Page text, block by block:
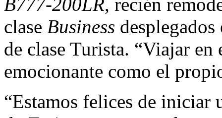
clase Business
de clase Turista. “Viajar
emocionante como el
“Estamos felices de